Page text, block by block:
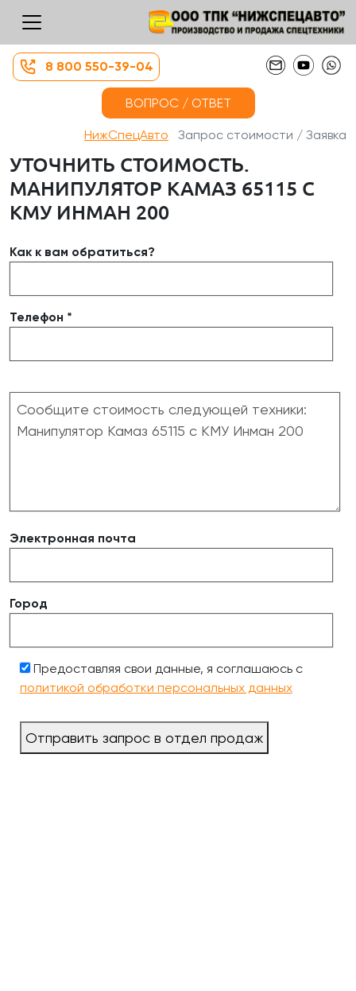
8 800 550-39-04
ВОПРОС / ОТВЕТ
НижСпецАвто Запрос стоимости / Заявка
УТОЧНИТЬ СТОИМОСТЬ.
МАНИПУЛЯТОР КАМАЗ 65115 С
КМУ ИНМАН 200
Как к вам обратиться?
Телефон *
Электронная почта
Город
Предоставляя свои данные, я соглашаюсь с
политикой обработки персональных данных
Отправить запрос в отдел продаж